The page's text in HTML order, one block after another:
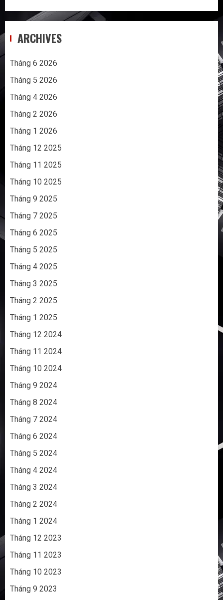
ARCHIVES
Tháng 6 2026
Tháng 5 2026
Tháng 4 2026
Tháng 2 2026
Tháng 1 2026
Tháng 12 2025
Tháng 11 2025
Tháng 10 2025
Tháng 9 2025
Tháng 7 2025
Tháng 6 2025
Tháng 5 2025
Tháng 4 2025
Tháng 3 2025
Tháng 2 2025
Tháng 1 2025
Tháng 12 2024
Tháng 11 2024
Tháng 10 2024
Tháng 9 2024
Tháng 8 2024
Tháng 7 2024
Tháng 6 2024
Tháng 5 2024
Tháng 4 2024
Tháng 3 2024
Tháng 2 2024
Tháng 1 2024
Tháng 12 2023
Tháng 11 2023
Tháng 10 2023
Tháng 9 2023